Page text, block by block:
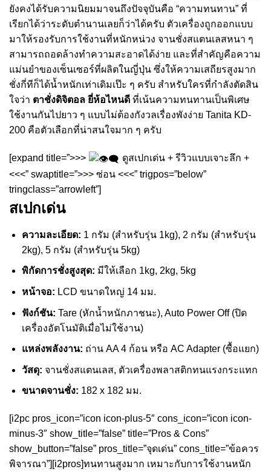
ยังคงได้รับความนิยมมาจนถึงปัจจุบันคือ “ความทนทาน” ที่
เรียกได้ว่าระดับตำนานเลยก็ว่าได้ครับ ตัวเครื่องถูกออกแบบ
มาให้รองรับการใช้งานที่หนักหน่วง จานชั่งสแตนเลสหนา ๆ
สามารถถอดล้างทำความสะอาดได้ง่าย และที่สำคัญคือความ
แม่นยำของเซ็นเซอร์ที่ผลิตในญี่ปุ่น ซึ่งให้ความเสถียรสูงมาก
ชั่งกี่ทีก็ได้น้ำหนักเท่าเดิมเป๊ะ ๆ ครับ สำหรับใครที่กำลังตัดสิน
ใจว่า ตาชั่งดิจิตอล ยี่ห้อไหนดี ที่เน้นความทนทานเป็นพิเศษ
ใช้งานกันไปยาว ๆ แบบไม่ต้องกังวลเรื่องพังง่าย Tanita KD-
200 คือตัวเลือกที่น่าสนใจมาก ๆ ครับ
[expand title=”>>>
ดูสเปกเด่น + รีวิวแบบเจาะลึก +
<<<” swaptitle=”>>> ซ่อน <<<” trigpos=”below”
tringclass=”arrowleft”]
สเปกเด่น
ความละเอียด: 1 กรัม (สำหรับรุ่น 1kg), 2 กรัม (สำหรับรุ่น
2kg), 5 กรัม (สำหรับรุ่น 5kg)
พิกัดการชั่งสูงสุด: มีให้เลือก 1kg, 2kg, 5kg
หน้าจอ: LCD ขนาดใหญ่ 14 มม.
ฟังก์ชัน: Tare (หักน้ำหนักภาชนะ), Auto Power Off (ปิด
เครื่องอัตโนมัติเมื่อไม่ใช้งาน)
แหล่งพลังงาน: ถ่าน AA 4 ก้อน หรือ AC Adapter (ซื้อแยก)
วัสดุ: จานชั่งสแตนเลส, ตัวเครื่องพลาสติกทนแรงกระแทก
ขนาดจานชั่ง: 182 x 182 มม.
[i2pc pros_icon=”icon icon-plus-5″ cons_icon=”icon icon-
minus-3″ show_title=”false” title=”Pros & Cons”
show_button=”false” pros_title=”จุดเด่น” cons_title=”ข้อควร
พิจารณา”][i2pros]ทนทานสูงมาก เหมาะกับการใช้งานหนัก